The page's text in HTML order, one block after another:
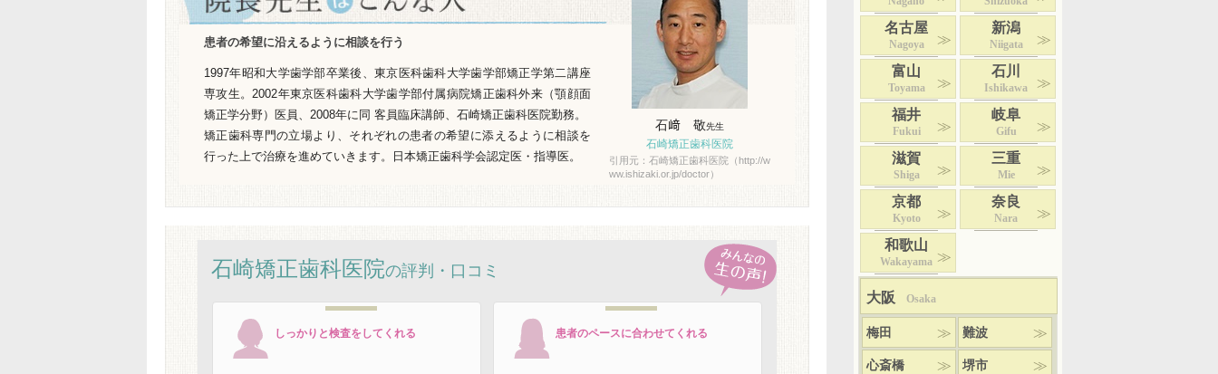
石﨑 敬先生
石崎矯正歯科医院
引用元：石崎矯正歯科医院（http://w
ww.ishizaki.or.jp/doctor）
患者の希望に沿えるように相談を行う
1997年昭和大学歯学部卒業後、東京医科歯科大学歯学部矯正学第二講座
専攻生。2002年東京医科歯科大学歯学部付属病院矯正歯科外来（顎顔面
矯正学分野）医員、2008年に同 客員臨床講師、石崎矯正歯科医院勤務。
矯正歯科専門の立場より、それぞれの患者の希望に添えるように相談を
行った上で治療を進めていきます。日本矯正歯科学会認定医・指導医。
石崎矯正歯科医院の評判・口コミ
しっかりと検査をしてくれる 患者のペースに合わせてくれる
名古屋
Nagoya
新潟
Niigata
富山
Toyama
石川
Ishikawa
福井
Fukui
岐阜
Gifu
滋賀
Shiga
三重
Mie
京都
Kyoto
奈良
Nara
和歌山
Wakayama
大阪 Osaka
梅田 難波
心斎橋 堺市